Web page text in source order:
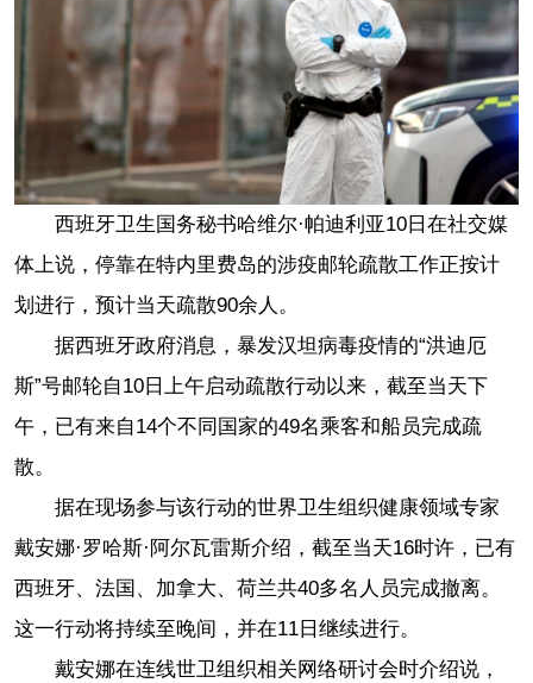
西班牙卫生国务秘书哈维尔·帕迪利亚10日在社交媒
体上说，停靠在特内里费岛的涉疫邮轮疏散工作正按计
划进行，预计当天疏散90余人。
据西班牙政府消息，暴发汉坦病毒疫情的“洪迪厄
斯”号邮轮自10日上午启动疏散行动以来，截至当天下
午，已有来自14个不同国家的49名乘客和船员完成疏
散。
据在现场参与该行动的世界卫生组织健康领域专家
戴安娜·罗哈斯·阿尔瓦雷斯介绍，截至当天16时许，已有
西班牙、法国、加拿大、荷兰共40多名人员完成撤离。
这一行动将持续至晚间，并在11日继续进行。
戴安娜在连线世卫组织相关网络研讨会时介绍说，